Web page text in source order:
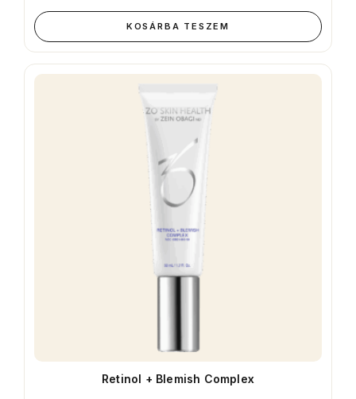
KOSÁRBA TESZEM
Retinol + Blemish Complex